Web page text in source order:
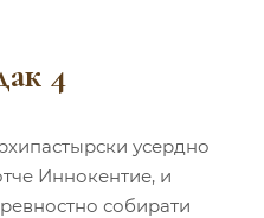
4
усердно
Иннокентие, и
собирати